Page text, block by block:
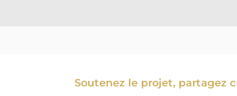
Soutenez le projet, partagez